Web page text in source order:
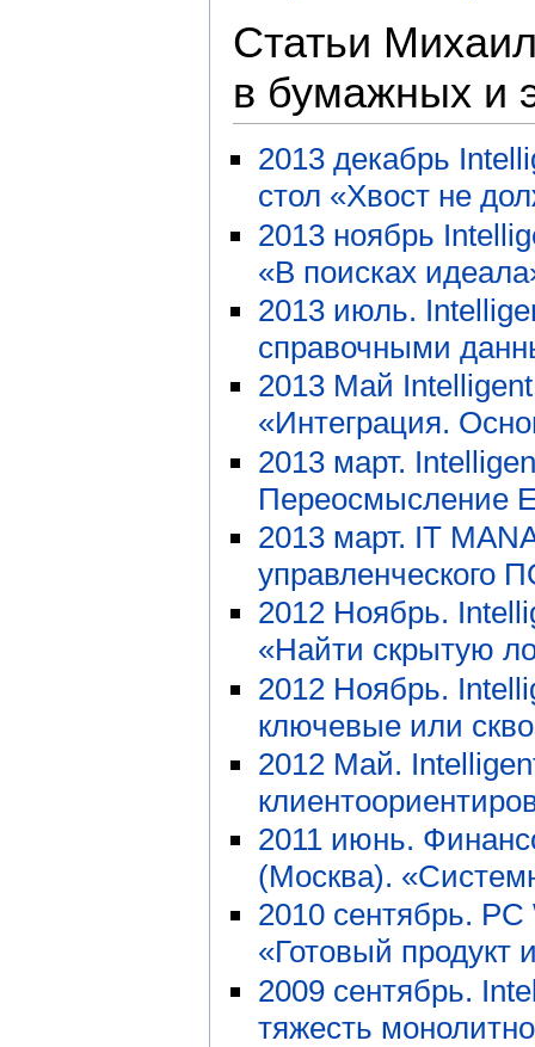
Статьи
в бумажных и
2013 декабрь
стол «Хвост не
2013 ноябрь
«В поисках
2013 июль.
справочными
2013 Май
«Интеграция.
2013 март.
Переосмысление
2013 март. IT
управленческого
2012 Ноябрь.
«Найти скрытую
2012 Ноябрь.
ключевые или
2012 Май.
2011 июнь.
(Москва).
2010 сентябрь.
«Готовый продукт
2009 сентябрь.
тяжесть